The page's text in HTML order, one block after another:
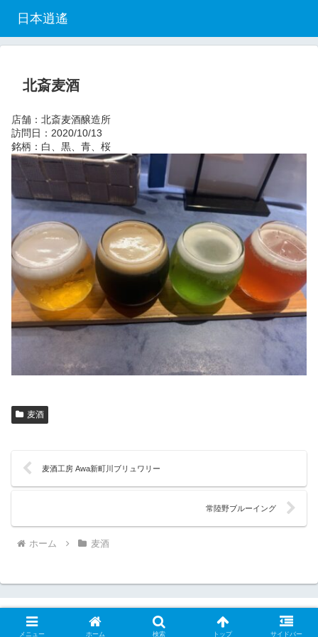
日本逍遙
北斎麦酒
店舗：北斎麦酒醸造所
訪問日：2020/10/13
銘柄：白、黒、青、桜
麦酒
麦酒工房 Awa新町川ブリュワリー
常陸野ブルーイング
ホーム 麦酒
メニュー ホーム 検索 トップ サイドバー